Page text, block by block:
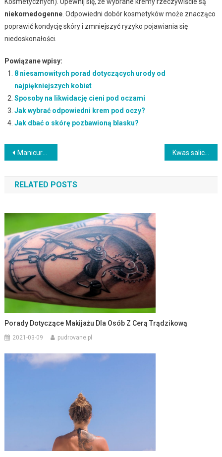
niekomedogenne. Odpowiedni dobór kosmetyków może znacząco
poprawić kondycję skóry i zmniejszyć ryzyko pojawiania się
niedoskonałości.
Powiązane wpisy:
8 niesamowitych porad dotyczących urody od
najpiękniejszych kobiet
Sposoby na likwidację cieni pod oczami
Jak wybrać odpowiedni krem pod oczy?
Jak dbać o skórę pozbawioną blasku?
Nawigacja
wpisu
Manicure japoński – regeneracja paznokci krok po kroku Kwas salicylowy – właściwości, zastosowanie i efekty w pielęgnacji skóry
RELATED POSTS
Porady Dotyczące Makijażu Dla Osób Z Cerą Trądzikową
2021-03-09 pudrovane.pl